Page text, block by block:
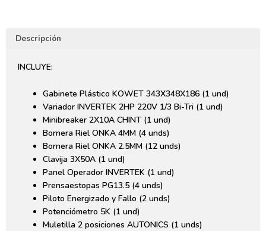
Descripción
INCLUYE:
Gabinete Plástico KOWET 343X348X186 (1 und)
Variador INVERTEK 2HP 220V 1/3 Bi-Tri (1 und)
Minibreaker 2X10A CHINT (1 und)
Bornera Riel ONKA 4MM (4 unds)
Bornera Riel ONKA 2.5MM (12 unds)
Clavija 3X50A (1 und)
Panel Operador INVERTEK (1 und)
Prensaestopas PG13.5 (4 unds)
Piloto Energizado y Fallo (2 unds)
Potenciómetro 5K (1 und)
Muletilla 2 posiciones AUTONICS (1 unds)